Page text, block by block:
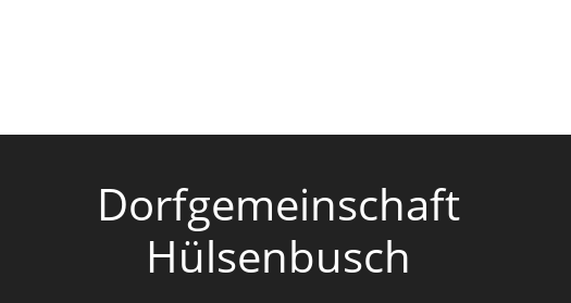
Dorfgemeinschaft
Hülsenbusch